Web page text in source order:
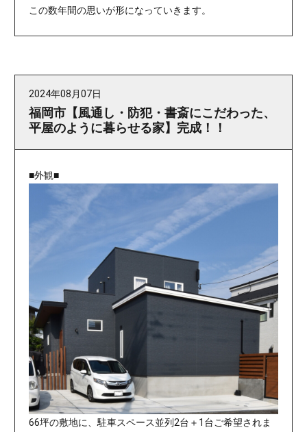
この数年間の思いが形になっていきます。
2024年08月07日
福岡市【風通し・防犯・書斎にこだわった、
平屋のように暮らせる家】完成！！
■外観■
66坪の敷地に、駐車スペース並列2台＋1台ご希望されま